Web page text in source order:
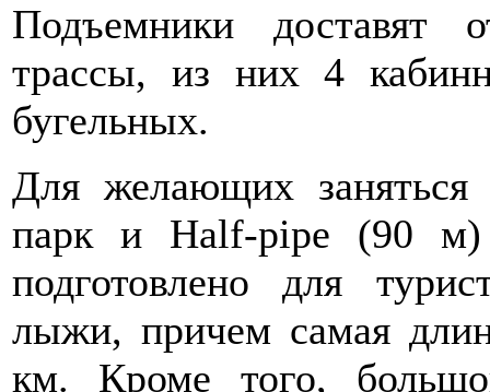
Подъемники доставят
трассы, из них 4
бугельных.
Для желающих заняться
парк и Half-pipe (90
подготовлено для
лыжи, причем самая
км. Кроме того,